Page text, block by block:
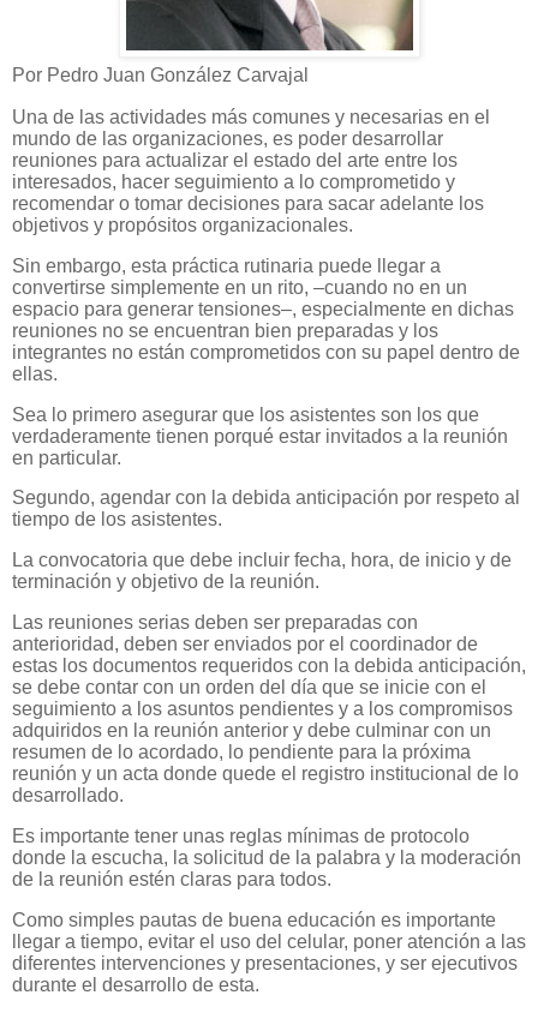
Por Pedro Juan González Carvajal
Una de las actividades más comunes y necesarias en el
mundo de las organizaciones, es poder desarrollar
reuniones para actualizar el estado del arte entre los
interesados, hacer seguimiento a lo comprometido y
recomendar o tomar decisiones para sacar adelante los
objetivos y propósitos organizacionales.
Sin embargo, esta práctica rutinaria puede llegar a
convertirse simplemente en un rito, –cuando no en un
espacio para generar tensiones–, especialmente en dichas
reuniones no se encuentran bien preparadas y los
integrantes no están comprometidos con su papel dentro de
ellas.
Sea lo primero asegurar que los asistentes son los que
verdaderamente tienen porqué estar invitados a la reunión
en particular.
Segundo, agendar con la debida anticipación por respeto al
tiempo de los asistentes.
La convocatoria que debe incluir fecha, hora, de inicio y de
terminación y objetivo de la reunión.
Las reuniones serias deben ser preparadas con
anterioridad, deben ser enviados por el coordinador de
estas los documentos requeridos con la debida anticipación,
se debe contar con un orden del día que se inicie con el
seguimiento a los asuntos pendientes y a los compromisos
adquiridos en la reunión anterior y debe culminar con un
resumen de lo acordado, lo pendiente para la próxima
reunión y un acta donde quede el registro institucional de lo
desarrollado.
Es importante tener unas reglas mínimas de protocolo
donde la escucha, la solicitud de la palabra y la moderación
de la reunión estén claras para todos.
Como simples pautas de buena educación es importante
llegar a tiempo, evitar el uso del celular, poner atención a las
diferentes intervenciones y presentaciones, y ser ejecutivos
durante el desarrollo de esta.